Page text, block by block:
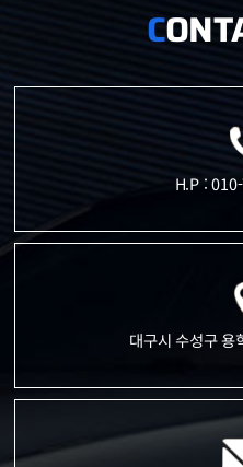
C
H.P :
대구시 수성구